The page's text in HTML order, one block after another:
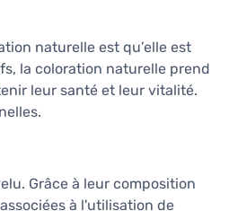
naturelle est qu’elle est
la coloration naturelle prend
leur santé et leur vitalité.
Grâce à leur composition
à l'utilisation de